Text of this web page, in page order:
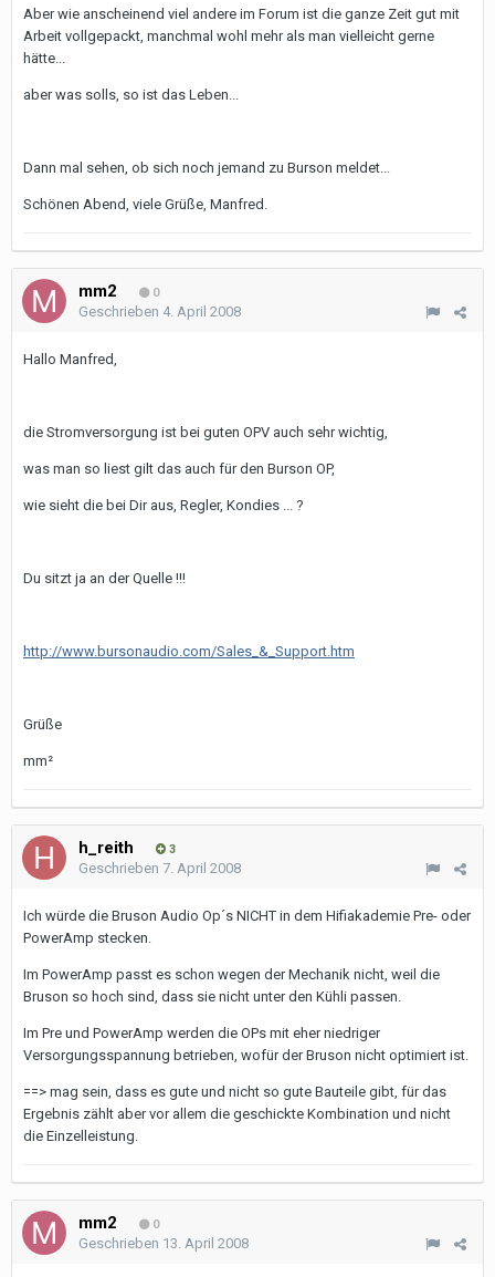
Aber wie anscheinend viel andere im Forum ist die ganze Zeit gut mit
Arbeit vollgepackt, manchmal wohl mehr als man vielleicht gerne
hätte...
aber was solls, so ist das Leben...
Dann mal sehen, ob sich noch jemand zu Burson meldet...
Schönen Abend, viele Grüße, Manfred.
mm2 0
Geschrieben 4. April 2008
Hallo Manfred,
die Stromversorgung ist bei guten OPV auch sehr wichtig,
was man so liest gilt das auch für den Burson OP,
wie sieht die bei Dir aus, Regler, Kondies ... ?
Du sitzt ja an der Quelle !!!
http://www.bursonaudio.com/Sales_&_Support.htm
Grüße
mm²
h_reith 3
Geschrieben 7. April 2008
Ich würde die Bruson Audio Op´s NICHT in dem Hifiakademie Pre- oder
PowerAmp stecken.
Im PowerAmp passt es schon wegen der Mechanik nicht, weil die
Bruson so hoch sind, dass sie nicht unter den Kühli passen.
Im Pre und PowerAmp werden die OPs mit eher niedriger
Versorgungsspannung betrieben, wofür der Bruson nicht optimiert ist.
==> mag sein, dass es gute und nicht so gute Bauteile gibt, für das
Ergebnis zählt aber vor allem die geschickte Kombination und nicht
die Einzelleistung.
mm2 0
Geschrieben 13. April 2008